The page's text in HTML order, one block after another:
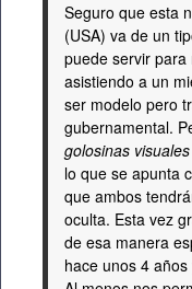
Seguro que esta
(USA) va de un
puede servir
asistiendo a un
ser modelo pero
gubernamental.
golosinas visuales
lo que se apunta
que ambos
oculta. Esta vez
de esa manera
hace unos 4 años